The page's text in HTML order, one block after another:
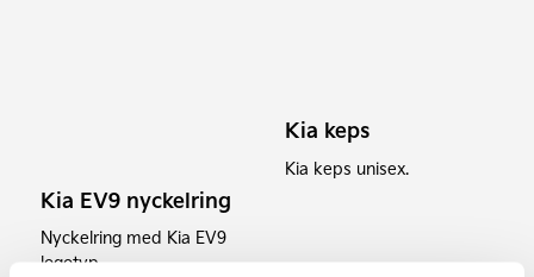
Kia EV9 nyckelring
Nyckelring med Kia EV9
logotyp.
Kia keps
Kia keps unisex.